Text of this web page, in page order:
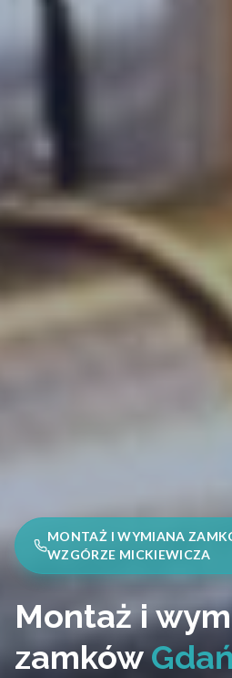
MONTAŻ I WYMIANA
WZGÓRZE MICKIEWICZA
Montaż i
zamków